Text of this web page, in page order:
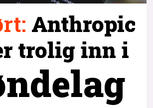
: Anthropic
trolig inn i